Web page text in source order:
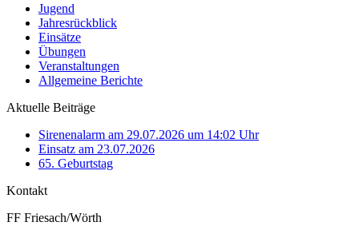
Jugend
Jahresrückblick
Einsätze
Übungen
Veranstaltungen
Allgemeine Berichte
Aktuelle Beiträge
Sirenenalarm am 29.07.2026 um 14:02 Uhr
Einsatz am 23.07.2026
65. Geburtstag
Kontakt
FF Friesach/Wörth